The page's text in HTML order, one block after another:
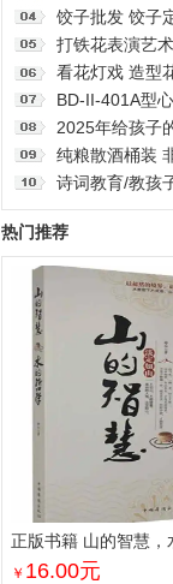
健康系列：学
全面解读儿童
列：学点心理学
饺子批发 饺子
盒 龙年年货水
各种馅料饺子
子定制 水饺礼
水饺大量订购
打铁花表演艺
全国承接民俗
化遗产
看花灯戏 造型
色古城古镇人
BD-II-401A型
理学仪器
2025年给孩子
词日历全彩蛇
历新岁留珍
纯粮散酒桶装
度42度52度 源
用酒 清香型白
诗词教育/教孩
儿童诗歌/如何
训北师大出版
热门推荐
正版书籍 山的智慧，
￥ 16.00元